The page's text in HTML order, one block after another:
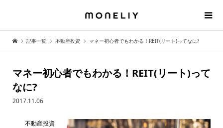
記事一覧 不動産投資 マネー初心者でもわかる！REIT(リート)ってなに?
マネー初心者でもわかる！REIT(リート)って
なに?
2017.11.06
不動産投資